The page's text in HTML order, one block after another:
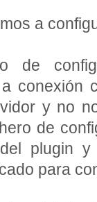
a
de
conexión
y no
de
plugin
para